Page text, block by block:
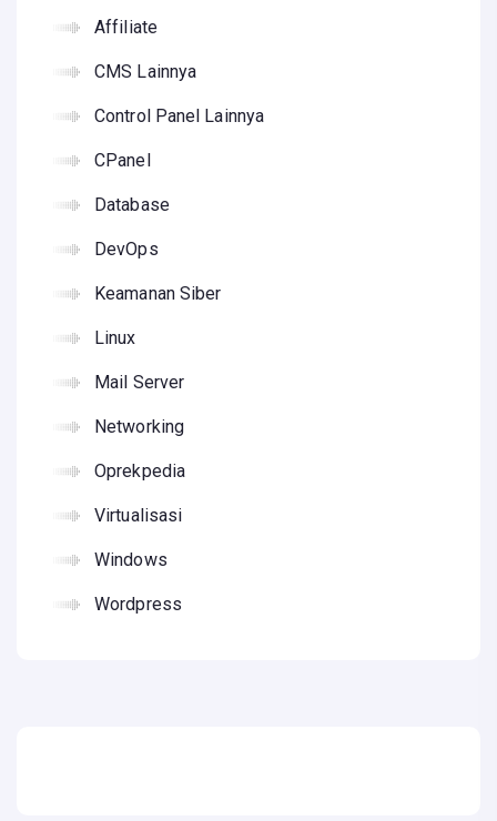
Affiliate
CMS Lainnya
Control Panel Lainnya
CPanel
Database
DevOps
Keamanan Siber
Linux
Mail Server
Networking
Oprekpedia
Virtualisasi
Windows
Wordpress